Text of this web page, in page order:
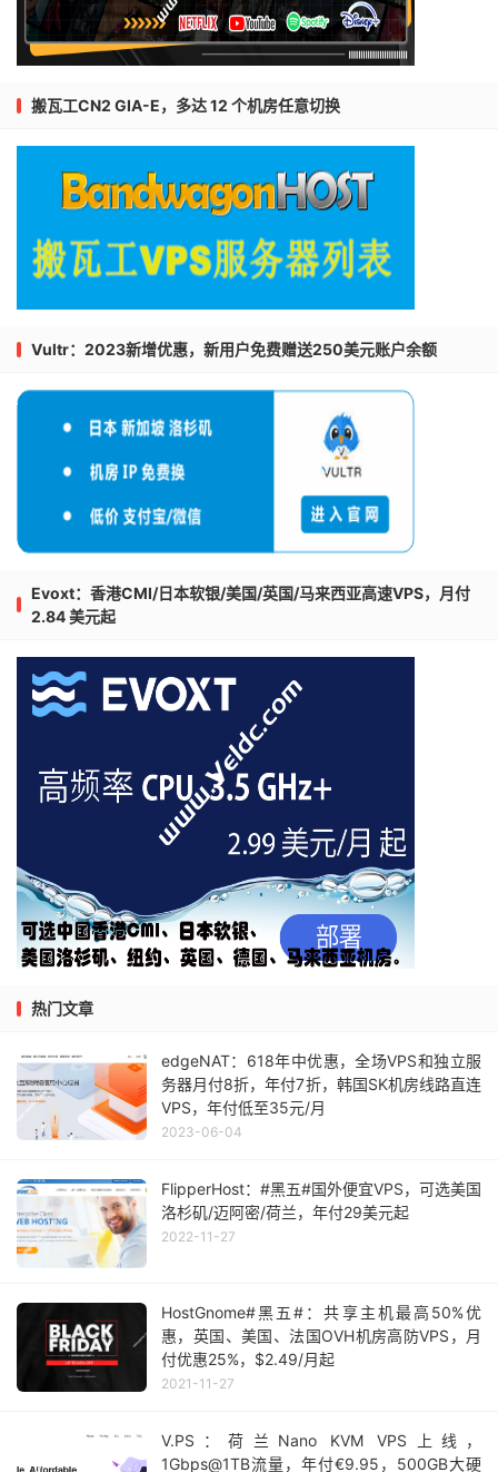
搬瓦工CN2 GIA-E，多达 12 个机房任意切换
Vultr：2023新增优惠，新用户免费赠送250美元账户余额
Evoxt：香港CMI/日本软银/美国/英国/马来西亚高速VPS，月付
2.84 美元起
热门文章
edgeNAT：618年中优惠，全场VPS和独立服
务器月付8折，年付7折，韩国SK机房线路直连
VPS，年付低至35元/月
2023-06-04
FlipperHost：#黑五#国外便宜VPS，可选美国
洛杉矶/迈阿密/荷兰，年付29美元起
2022-11-27
HostGnome#黑五#：共享主机最高50%优
惠，英国、美国、法国OVH机房高防VPS，月
付优惠25%，$2.49/月起
2021-11-27
V.PS：荷兰Nano KVM VPS上线，
1Gbps@1TB流量，年付€9.95，500GB大硬